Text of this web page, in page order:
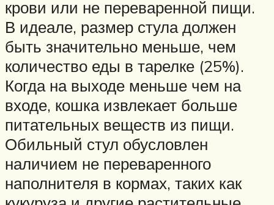
крови или не переваренной пищи.
В идеале, размер стула должен
быть значительно меньше, чем
количество еды в тарелке (25%).
Когда на выходе меньше чем на
входе, кошка извлекает больше
питательных веществ из пищи.
Обильный стул обусловлен
наличием не переваренного
наполнителя в кормах, таких как